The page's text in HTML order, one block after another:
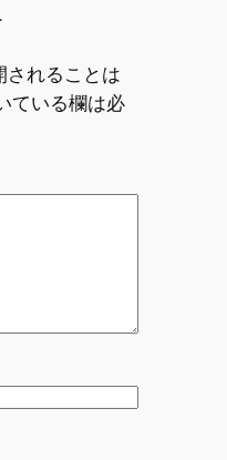
されることは
ている欄は必